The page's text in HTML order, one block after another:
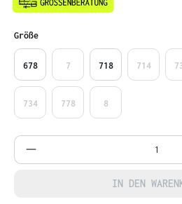
Größeauswählen
678 7 718 714
734 778 8
Produkt Anzahl: Gib
IN DEN